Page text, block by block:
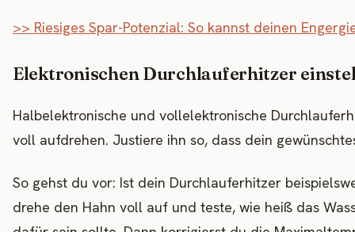
>> Riesiges Spar-Potenzial: So kannst deinen
Elektronischen Durchlauferhitzer
Halbelektronische und vollelektronische
voll aufdrehen. Justiere ihn so, dass dein
So gehst du vor: Ist dein Durchlauferhitzer
drehe den Hahn voll auf und teste, wie heiß das